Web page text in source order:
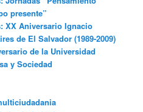
presente”
XX Aniversario Ignacio
de El Salvador (1989-2009)
de la Universidad
y Sociedad